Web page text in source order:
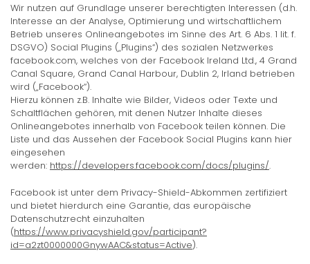
Wir nutzen auf Grundlage unserer berechtigten Interessen (d.h.
Interesse an der Analyse, Optimierung und wirtschaftlichem
Betrieb unseres Onlineangebotes im Sinne des Art. 6 Abs. 1 lit. f.
DSGVO) Social Plugins („Plugins“) des sozialen Netzwerkes
facebook.com, welches von der Facebook Ireland Ltd., 4 Grand
Canal Square, Grand Canal Harbour, Dublin 2, Irland betrieben
wird („Facebook“).
Hierzu können z.B. Inhalte wie Bilder, Videos oder Texte und
Schaltflächen gehören, mit denen Nutzer Inhalte dieses
Onlineangebotes innerhalb von Facebook teilen können. Die
Liste und das Aussehen der Facebook Social Plugins kann hier
eingesehen
werden: https://developers.facebook.com/docs/plugins/.
Facebook ist unter dem Privacy-Shield-Abkommen zertifiziert
und bietet hierdurch eine Garantie, das europäische
Datenschutzrecht einzuhalten
(https://www.privacyshield.gov/participant?
id=a2zt0000000GnywAAC&status=Active).